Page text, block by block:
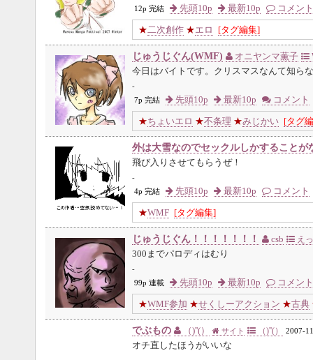
12p 完結
先頭10p 最新10p コメント
★ 二次創作 ★エロ [タグ編集]
じゅうじぐん(WMF) オニヤンマ薫子
今日はバイトです。クリスマスなんて知ら
-
7p 完結
先頭10p 最新10p コメント
★ちょいエロ ★不条理 ★みじかい [タグ
外は大雪なのでセックルしかすることが
飛び入りさせてもらうぜ！
-
4p 完結
先頭10p 最新10p コメント
★WMF [タグ編集]
じゅうじぐん！！！！！！！ csb
え
300までパロディはむり
-
99p 連載
先頭10p 最新10p コメント
★WMF参加 ★せくしーアクション ★古典
でぶもの （)''(） サイト （)''(） 2007-
オチ直したほうがいいな